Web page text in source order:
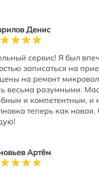
Денис
сервис! Я был
записаться на
на ремонт
весьма разумными.
и компетентным, и
теперь как новая.
Артём